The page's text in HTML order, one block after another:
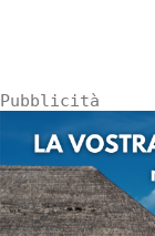
Pubblicità